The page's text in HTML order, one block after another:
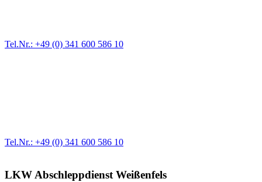
Tel.Nr.: +49 (0) 341 600 586 10
Tel.Nr.: +49 (0) 341 600 586 10
LKW Abschleppdienst Weißenfels